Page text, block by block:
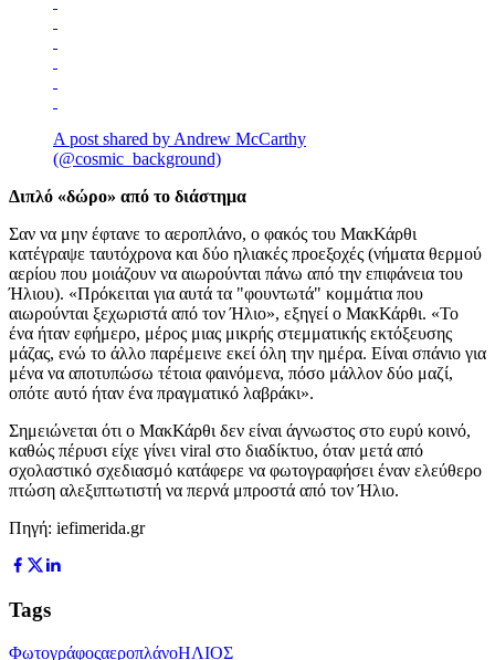
A post shared by Andrew McCarthy
(@cosmic_background)
Διπλό «δώρο» από το διάστημα
Σαν να μην έφτανε το αεροπλάνο, ο φακός του ΜακΚάρθι
κατέγραψε ταυτόχρονα και δύο ηλιακές προεξοχές (νήματα θερμού
αερίου που μοιάζουν να αιωρούνται πάνω από την επιφάνεια του
Ήλιου). «Πρόκειται για αυτά τα "φουντωτά" κομμάτια που
αιωρούνται ξεχωριστά από τον Ήλιο», εξηγεί ο ΜακΚάρθι. «Το
ένα ήταν εφήμερο, μέρος μιας μικρής στεμματικής εκτόξευσης
μάζας, ενώ το άλλο παρέμεινε εκεί όλη την ημέρα. Είναι σπάνιο για
μένα να αποτυπώσω τέτοια φαινόμενα, πόσο μάλλον δύο μαζί,
οπότε αυτό ήταν ένα πραγματικό λαβράκι».
Σημειώνεται ότι ο ΜακΚάρθι δεν είναι άγνωστος στο ευρύ κοινό,
καθώς πέρυσι είχε γίνει viral στο διαδίκτυο, όταν μετά από
σχολαστικό σχεδιασμό κατάφερε να φωτογραφήσει έναν ελεύθερο
πτώση αλεξιπτωτιστή να περνά μπροστά από τον Ήλιο.
Πηγή: iefimerida.gr
Tags
ΦωτογράφοςαεροπλάνοΗΛΙΟΣ